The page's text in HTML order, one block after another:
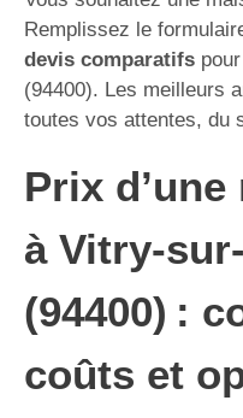
Remplissez le
devis comparatifs
(94400). Les meilleurs
toutes vos attentes, du
Prix
à Vitry-
(94400) :
coûts et